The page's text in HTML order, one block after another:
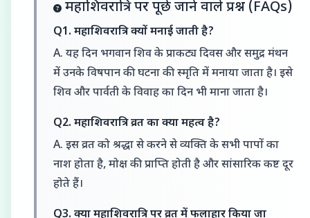
महाशिवरात्रि पर पूछे जाने वाले प्रश्न (FAQs)
Q1. महाशिवरात्रि क्यों मनाई जाती है?
A. यह दिन भगवान शिव के प्राकट्य दिवस और समुद्र मंथन
में उनके विषपान की घटना की स्मृति में मनाया जाता है। इसे
शिव और पार्वती के विवाह का दिन भी माना जाता है।
Q2. महाशिवरात्रि व्रत का क्या महत्व है?
A. इस व्रत को श्रद्धा से करने से व्यक्ति के सभी पापों का
नाश होता है, मोक्ष की प्राप्ति होती है और सांसारिक कष्ट दूर
होते हैं।
Q3. क्या महाशिवरात्रि पर व्रत में फलाहार किया जा